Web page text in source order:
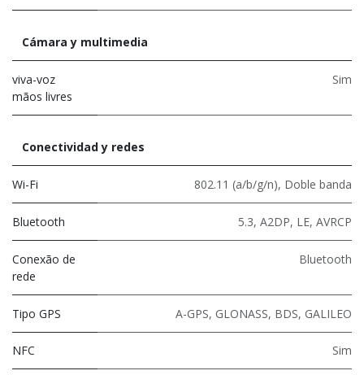
Cámara y multimedia
viva-voz
mãos livres
Sim
Conectividad y redes
Wi-Fi 802.11 (a/b/g/n), Doble banda
Bluetooth 5.3, A2DP, LE, AVRCP
Conexão de
rede
Bluetooth
Tipo GPS A-GPS, GLONASS, BDS, GALILEO
NFC Sim